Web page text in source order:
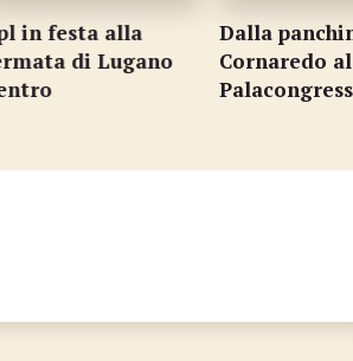
in festa alla
di Lugano
Dalla
Cornaredo al